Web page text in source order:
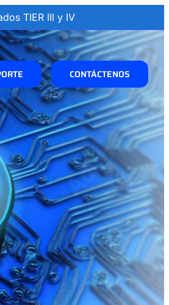
TIER III y IV
CONTÁCTENOS